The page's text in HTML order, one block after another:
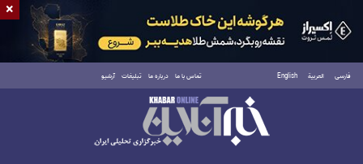
فارسی العربية English تماس با ما درباره ما تبلیغات آرشیو
یکشنبه ۱۸ مرداد ۱۴۰۵
×